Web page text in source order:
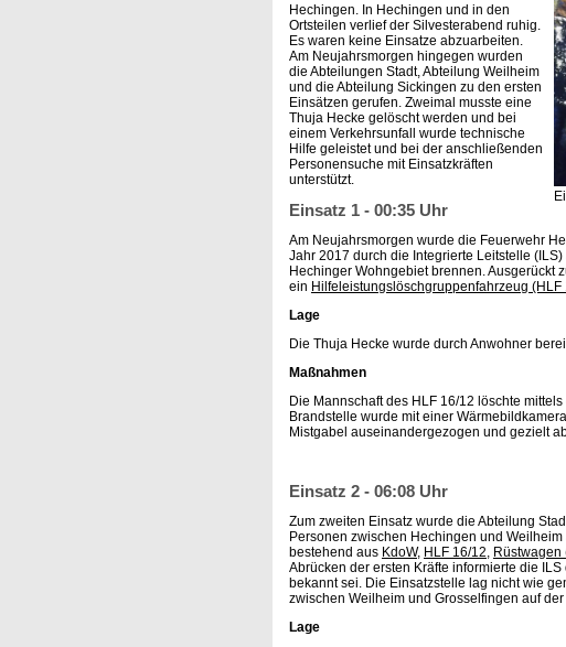
Hechingen. In Hechingen und in den
Ortsteilen verlief der Silvesterabend ruhig.
Es waren keine Einsatze abzuarbeiten.
Am Neujahrsmorgen hingegen wurden
die Abteilungen Stadt, Abteilung Weilheim
und die Abteilung Sickingen zu den ersten
Einsätzen gerufen. Zweimal musste eine
Thuja Hecke gelöscht werden und bei
einem Verkehrsunfall wurde technische
Hilfe geleistet und bei der anschließenden
Personensuche mit Einsatzkräften
unterstützt.
Einsatz 1 - 00:35 Uhr
Am Neujahrsmorgen wurde die Feuerwehr
Jahr 2017 durch die Integrierte Leitstelle
Hechinger Wohngebiet brennen. Ausgerückt
ein Hilfeleistungslöschgruppenfahrzeug (HLF
Lage
Die Thuja Hecke wurde durch Anwohner
Maßnahmen
Die Mannschaft des HLF 16/12 löschte
Brandstelle wurde mit einer
Mistgabel auseinandergezogen und gezielt
Einsatz 2 - 06:08 Uhr
Zum zweiten Einsatz wurde die Abteilung
Personen zwischen Hechingen und
bestehend aus KdoW, HLF 16/12, Rüstwagen
Abrücken der ersten Kräfte informierte die
bekannt sei. Die Einsatzstelle lag nicht wie
zwischen Weilheim und Grosselfingen auf
Lage